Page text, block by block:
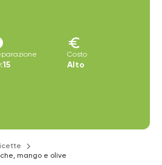
euro
Costo
Alto
mango e olive